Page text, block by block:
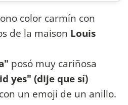
color carmín con
de la maison Louis
posó muy cariñosa
yes" (dije que sí)
un emoji de un anillo.